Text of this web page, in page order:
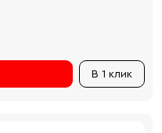
В 1 клик